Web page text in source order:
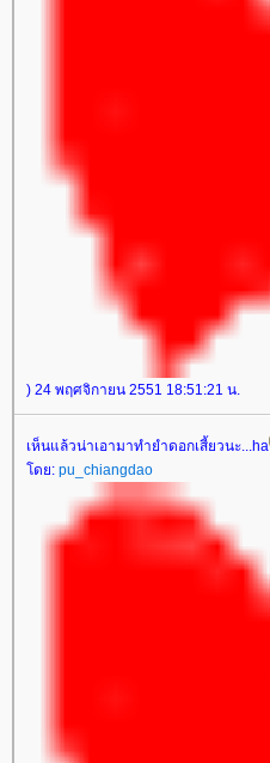
) 24 พฤศจิกายน 2551 18:51:21 น.
เห็นแล้วน่าเอามาทำยำดอกเสี้ยวนะ...ha
ดย: pu_chiangdao